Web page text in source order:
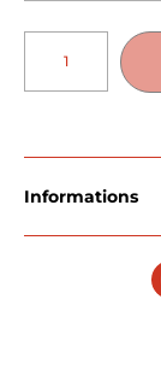
Informations